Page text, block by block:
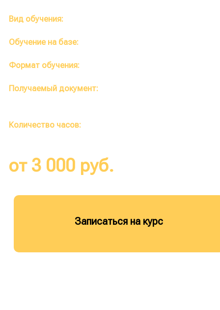
Вид обучения:
Обучение на базе:
Формат обучения:
Получаемый документ:
Количество часов:
от 3 000 руб.
Записаться на курс